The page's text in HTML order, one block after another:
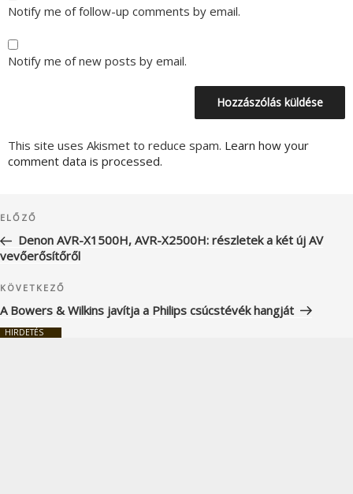
Notify me of follow-up comments by email.
Notify me of new posts by email.
This site uses Akismet to reduce spam. Learn how your
comment data is processed.
navigáció
Korábbi
bejegyzés
ELŐZŐ
Denon AVR-X1500H, AVR-X2500H: részletek a két új AV
vevőerősítőről
Következő
bejegyzés
KÖVETKEZŐ
A Bowers & Wilkins javítja a Philips csúcstévék hangját
HIRDETÉS